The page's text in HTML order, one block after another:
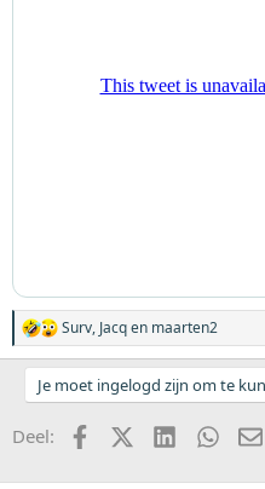
W
a
a
e
Surv, Jacqen maarten2
Je moet ingelogd zijn om te
Deel: FacebookX (Twitter)LinkedIn